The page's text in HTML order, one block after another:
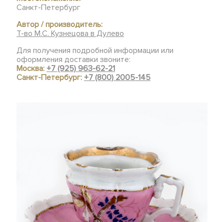
Санкт-Петербург
Автор / производитель:
Т-во М.С. Кузнецова в Дулево
Для получения подробной информации или
оформления доставки звоните:
Москва:+7 (925) 963-62-21
Санкт-Петербург:+7 (800) 2005-145